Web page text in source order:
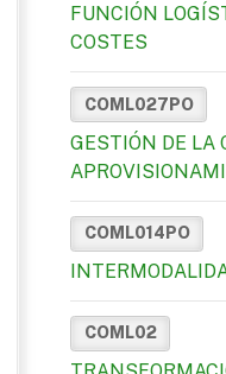
FUNCIÓN
COSTES
COML027PO
GESTIÓN DE LA
COML014PO
COML02